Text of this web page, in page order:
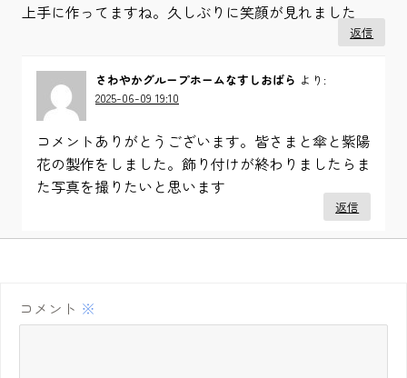
上手に作ってますね。久しぶりに笑顔が見れました
返信
さわやかグループホームなすしおばら より:
2025-06-09 19:10
コメントありがとうございます。皆さまと傘と紫陽
花の製作をしました。飾り付けが終わりましたらま
た写真を撮りたいと思います
返信
コメント ※